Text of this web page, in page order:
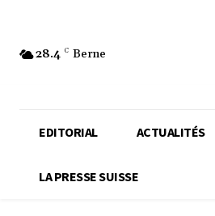
28.4 C Berne
EDITORIAL ACTUALITÉS
LA PRESSE SUISSE